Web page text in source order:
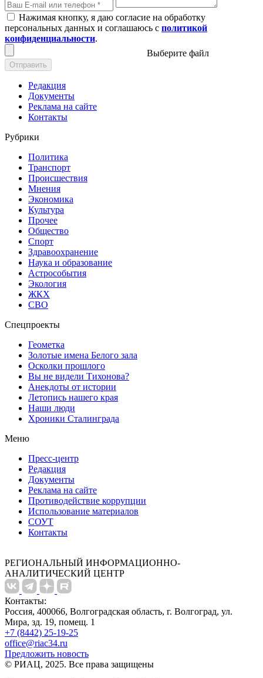
Нажимая кнопку, я даю согласие на обработку
персональных данных и соглашаюсь с политикой
конфиденциальности.
Выберите файл
Отправить
Редакция
Документы
Реклама на сайте
Контакты
Рубрики
Политика
Транспорт
Происшествия
Мнения
Экономика
Культура
Прочее
Общество
Спорт
Здравоохранение
Наука и образование
Астрособытия
Экология
ЖКХ
СВО
Спецпроекты
Геометка
Золотые имена Белого зала
Осколки прошлого
Вы не видели Тихонова?
Анекдоты от истории
Летопись нашего края
Наши люди
Хроники Сталинграда
Меню
Пресс-центр
Редакция
Документы
Реклама на сайте
Противодействие коррупции
Использование материалов
СОУТ
Контакты
РЕГИОНАЛЬНЫЙ ИНФОРМАЦИОННО-
АНАЛИТИЧЕСКИЙ ЦЕНТР
Контакты:
Россия, 400066, Волгоградская область, г. Волгоград, ул.
Мира, зд. 19, помещ. 1
+7 (8442) 25-19-25
office@riac34.ru
Предложить новость
© РИАЦ, 2025. Все права защищены